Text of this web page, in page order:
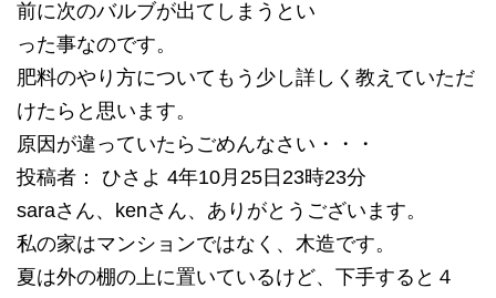
前に次のバルブが出てしまうとい
った事なのです。
肥料のやり方についてもう少し詳しく教えていただ
けたらと思います。
原因が違っていたらごめんなさい・・・
投稿者： ひさよ 4年10月25日23時23分
saraさん、kenさん、ありがとうございます。
私の家はマンションではなく、木造です。
夏は外の棚の上に置いているけど、下手すると４